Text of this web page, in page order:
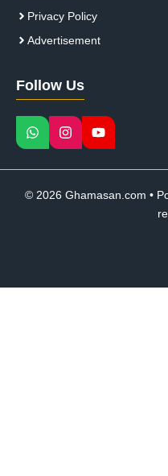
Privacy Policy
Advertisement
Follow Us
© 2026 Ghamasan.com •